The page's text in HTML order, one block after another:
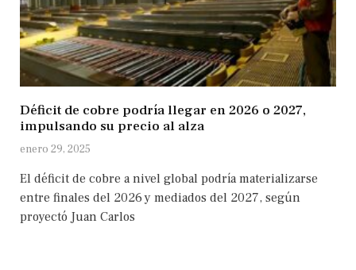
Déficit de cobre podría llegar en 2026 o 2027,
impulsando su precio al alza
enero 29, 2025
El déficit de cobre a nivel global podría materializarse
entre finales del 2026 y mediados del 2027, según
proyectó Juan Carlos